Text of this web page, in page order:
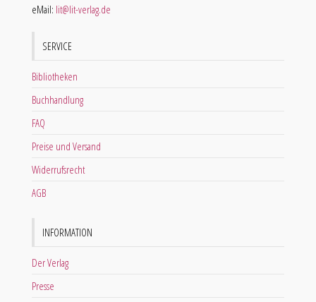
eMail: lit@lit-verlag.de
SERVICE
Bibliotheken
Buchhandlung
FAQ
Preise und Versand
Widerrufsrecht
AGB
INFORMATION
Der Verlag
Presse